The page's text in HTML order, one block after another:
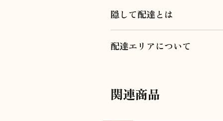
隠して配達とは
いただきます。
配達エリアについて
03-6274-6272
info@assygift.com
関連商品